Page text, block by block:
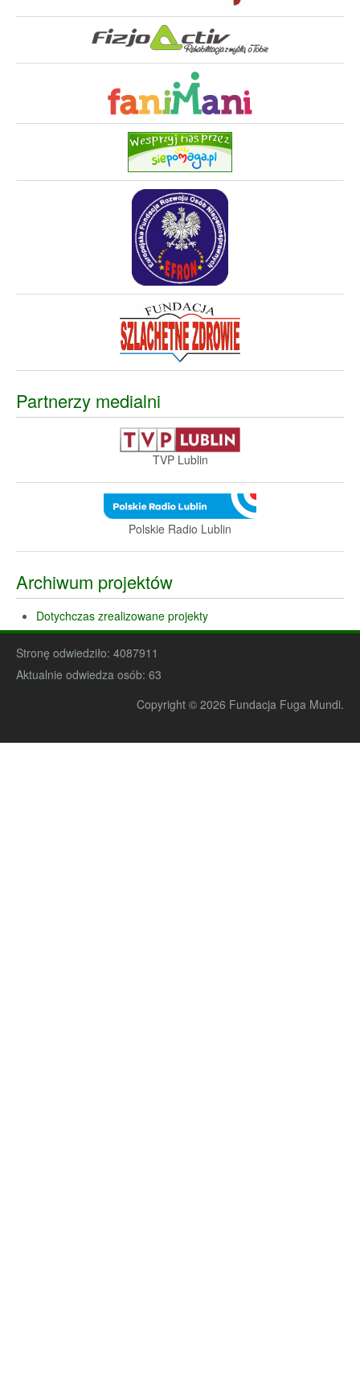
Partnerzy medialni
TVP Lublin
Polskie Radio Lublin
Archiwum projektów
Dotychczas zrealizowane projekty
Stronę odwiedziło: 4087911
Aktualnie odwiedza osób: 63
Copyright © 2026 Fundacja Fuga Mundi.